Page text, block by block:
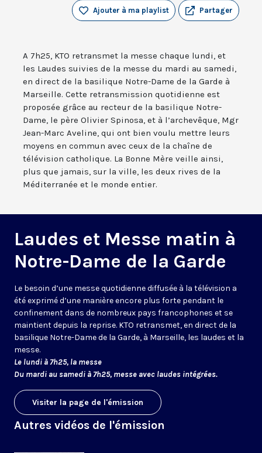
Partager
Ajouter à ma playlist
A 7h25, KTO retransmet la messe chaque lundi, et
les Laudes suivies de la messe du mardi au samedi,
en direct de la basilique Notre-Dame de la Garde à
Marseille. Cette retransmission quotidienne est
proposée grâce au recteur de la basilique Notre-
Dame, le père Olivier Spinosa, et à l’archevêque, Mgr
Jean-Marc Aveline, qui ont bien voulu mettre leurs
moyens en commun avec ceux de la chaîne de
télévision catholique. La Bonne Mère veille ainsi,
plus que jamais, sur la ville, les deux rives de la
Méditerranée et le monde entier.
Laudes et Messe matin à
Notre-Dame de la Garde
Le besoin d’une messe quotidienne diffusée à la télévision a
été exprimé d’une manière encore plus forte pendant le
confinement dans de nombreux pays francophones et se
maintient depuis la reprise. KTO retransmet, en direct de la
basilique Notre-Dame de la Garde, à Marseille, les laudes et la
messe.
Le lundi à 7h25, la messe
Du mardi au samedi à 7h25, messe avec laudes intégrées.
Visiter la page de l'émission
Autres vidéos de l'émission